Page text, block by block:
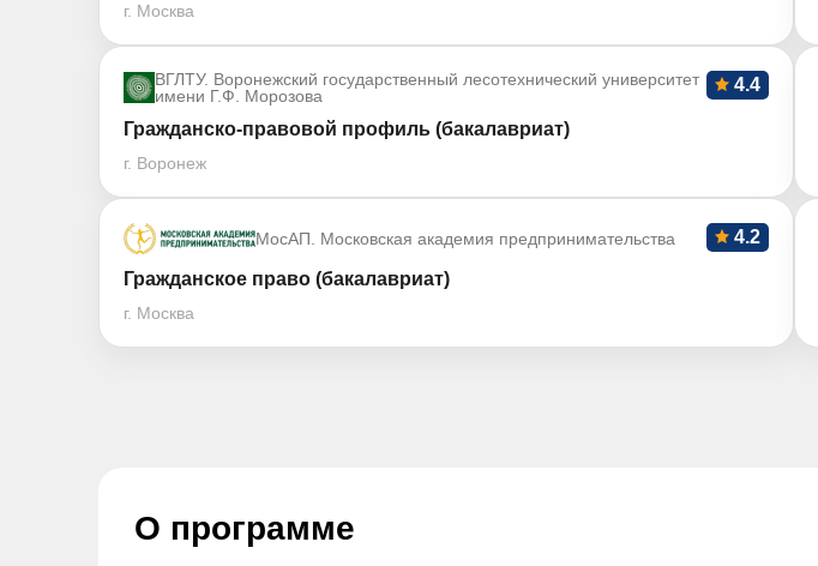
г. Москва
ВГЛТУ. Воронежский государственный лесотехнический университет
имени Г.Ф. Морозова
4.4
Гражданско-правовой профиль (бакалавриат)
г. Воронеж
МосАП. Московская академия предпринимательства 4.2
Гражданское право (бакалавриат)
г. Москва
О программе